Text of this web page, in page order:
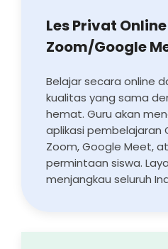
Les Privat
Zoom/Google
Belajar secara online
kualitas yang sama
hemat. Guru akan
aplikasi pembelajaran
Zoom, Google Meet,
permintaan siswa.
menjangkau seluruh